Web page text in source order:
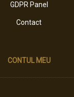
GDPR Panel
Contact
CONTUL MEU